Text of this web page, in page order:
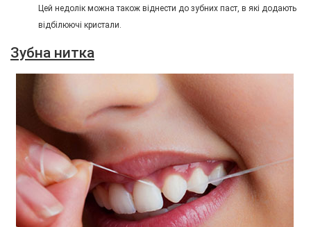
Цей недолік можна також віднести до зубних паст, в які додають
відбілюючі кристали.
Зубна нитка